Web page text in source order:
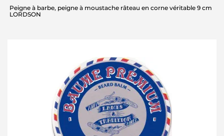
Peigne à barbe, peigne à moustache râteau en corne véritable 9 cm
LORDSON